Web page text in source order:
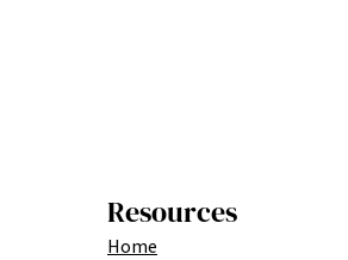
Resources
Home